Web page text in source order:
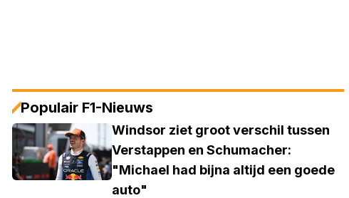
Populair F1-Nieuws
Windsor ziet groot verschil tussen
Verstappen en Schumacher:
"Michael had bijna altijd een goede
auto"